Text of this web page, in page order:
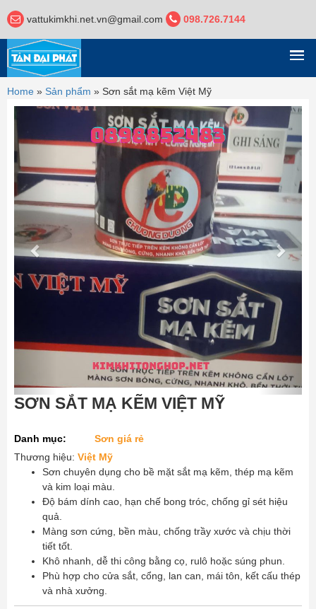
vattukimkhi.net.vn@gmail.com 098.726.7144
DANH MỤC
Home » Sản phẩm » Sơn sắt mạ kẽm Việt Mỹ
Previous Next
SƠN SẮT MẠ KẼM VIỆT MỸ
Danh mục:
Sơn giá rẻ
Thương hiệu: Việt Mỹ
Sơn chuyên dụng cho bề mặt sắt mạ kẽm, thép mạ kẽm
và kim loại màu.
Độ bám dính cao, hạn chế bong tróc, chống gỉ sét hiệu
quả.
Màng sơn cứng, bền màu, chống trầy xước và chịu thời
tiết tốt.
Khô nhanh, dễ thi công bằng cọ, rulô hoặc súng phun.
Phù hợp cho cửa sắt, cổng, lan can, mái tôn, kết cấu thép
và nhà xưởng.